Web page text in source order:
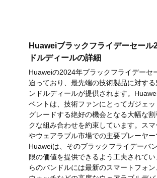
Huaweiブラックフライデーセール
ドルディールの詳細
Huaweiの2024年ブラックフライデーセ
迫っており、最先端の技術製品に対す
ンドルディールが提供されます。
ベントは、技術ファンにとってガジェ
グレードする絶好の機会となる大幅な
クな組み合わせを約束しています。ス
やウェアラブル市場での主要プレーヤー
Huaweiは、そのブラックフライデーバ
限の価値を提供できるよう工夫されて
らのバンドルには最新のスマートフォン